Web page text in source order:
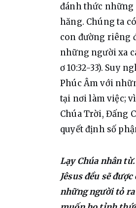
đánh thức
hăng. Chúng ta
con đường riêng
những người xa
ơ 10:32-33). Suy
Phúc Âm với
tại nơi làm việc;
Chúa Trời, Đấng
quyết định số
Lạy Chúa nhân
Jêsus đều sẽ
những người tỏ ra